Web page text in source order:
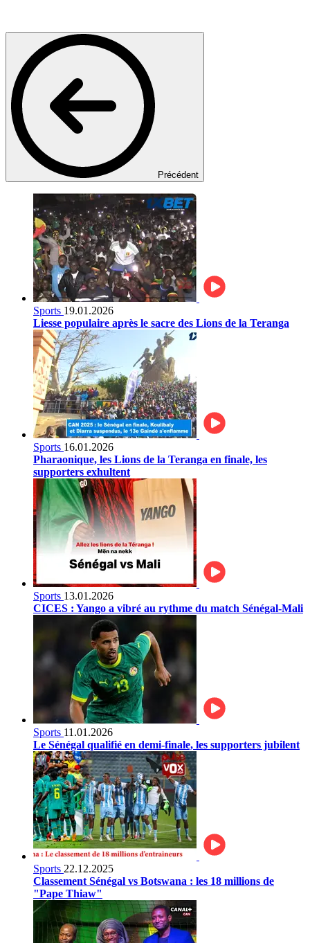
Précédent
Sports 19.01.2026
Liesse populaire après le sacre des Lions de la Teranga
Sports 16.01.2026
Pharaonique, les Lions de la Teranga en finale, les
supporters exhultent
Sports 13.01.2026
CICES : Yango a vibré au rythme du match Sénégal-Mali
Sports 11.01.2026
Le Sénégal qualifié en demi-finale, les supporters jubilent
Sports 22.12.2025
Classement Sénégal vs Botswana : les 18 millions de
"Pape Thiaw"